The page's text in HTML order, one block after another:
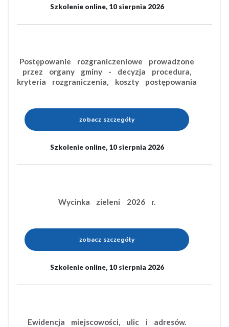
Szkolenie online, 10 sierpnia 2026
Postępowanie rozgraniczeniowe prowadzone
przez organy gminy - decyzja procedura,
kryteria rozgraniczenia, koszty postępowania
zobacz szczegóły
Szkolenie online, 10 sierpnia 2026
Wycinka zieleni 2026 r.
zobacz szczegóły
Szkolenie online, 10 sierpnia 2026
Ewidencja miejscowości, ulic i adresów.